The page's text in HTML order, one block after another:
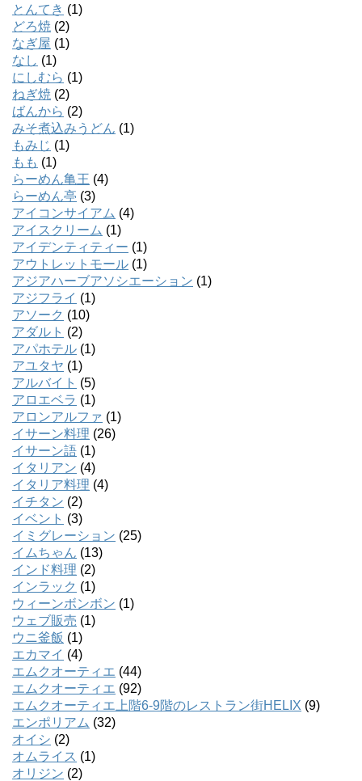
とんてき (1)
どろ焼 (2)
なぎ屋 (1)
なし (1)
にしむら (1)
ねぎ焼 (2)
ばんから (2)
みそ煮込みうどん (1)
もみじ (1)
もも (1)
らーめん亀王 (4)
らーめん亭 (3)
アイコンサイアム (4)
アイスクリーム (1)
アイデンティティー (1)
アウトレットモール (1)
アジアハーブアソシエーション (1)
アジフライ (1)
アソーク (10)
アダルト (2)
アパホテル (1)
アユタヤ (1)
アルバイト (5)
アロエベラ (1)
アロンアルファ (1)
イサーン料理 (26)
イサーン語 (1)
イタリアン (4)
イタリア料理 (4)
イチタン (2)
イベント (3)
イミグレーション (25)
イムちゃん (13)
インド料理 (2)
インラック (1)
ウィーンボンボン (1)
ウェブ販売 (1)
ウニ釜飯 (1)
エカマイ (4)
エムクオーティエ (44)
エムクオーティエ (92)
エムクオーティエ上階6-9階のレストラン街HELIX (9)
エンポリアム (32)
オイシ (2)
オムライス (1)
オリジン (2)